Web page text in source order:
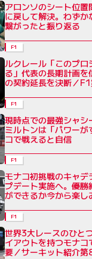
アロンソのシート位
に戻して解決。わず
繋がったと振り返る
F1
ルクレール「このプ
る」代表の長期計画を
の契約延長を決断／
F1
現時点での最強シャ
ミルトンは「パワー
コで戦えると自信
F1
モナコ初挑戦のキャ
プデート実施へ。優
ができるか今から楽し
F1
世界3大レースのひと
イアウトを持つモナ
要／サーキット紹介第